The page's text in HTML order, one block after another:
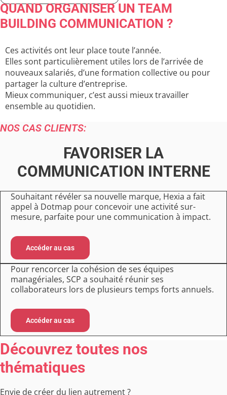
QUAND ORGANISER UN TEAM
BUILDING COMMUNICATION ?
Ces activités ont leur place toute l’année.
Elles sont particulièrement utiles lors de l’arrivée de
nouveaux salariés, d’une formation collective ou pour
partager la culture d’entreprise.
Mieux communiquer, c’est aussi mieux travailler
ensemble au quotidien.
NOS CAS CLIENTS:
FAVORISER LA
COMMUNICATION INTERNE
Souhaitant révéler sa nouvelle marque, Hexia a fait
appel à Dotmap pour concevoir une activité sur-
mesure, parfaite pour une communication à impact.
Accéder au cas
Pour rencorcer la cohésion de ses équipes
managériales, SCP a souhaité réunir ses
collaborateurs lors de plusieurs temps forts annuels.
Accéder au cas
Découvrez toutes nos
thématiques
Envie de créer du lien autrement ?